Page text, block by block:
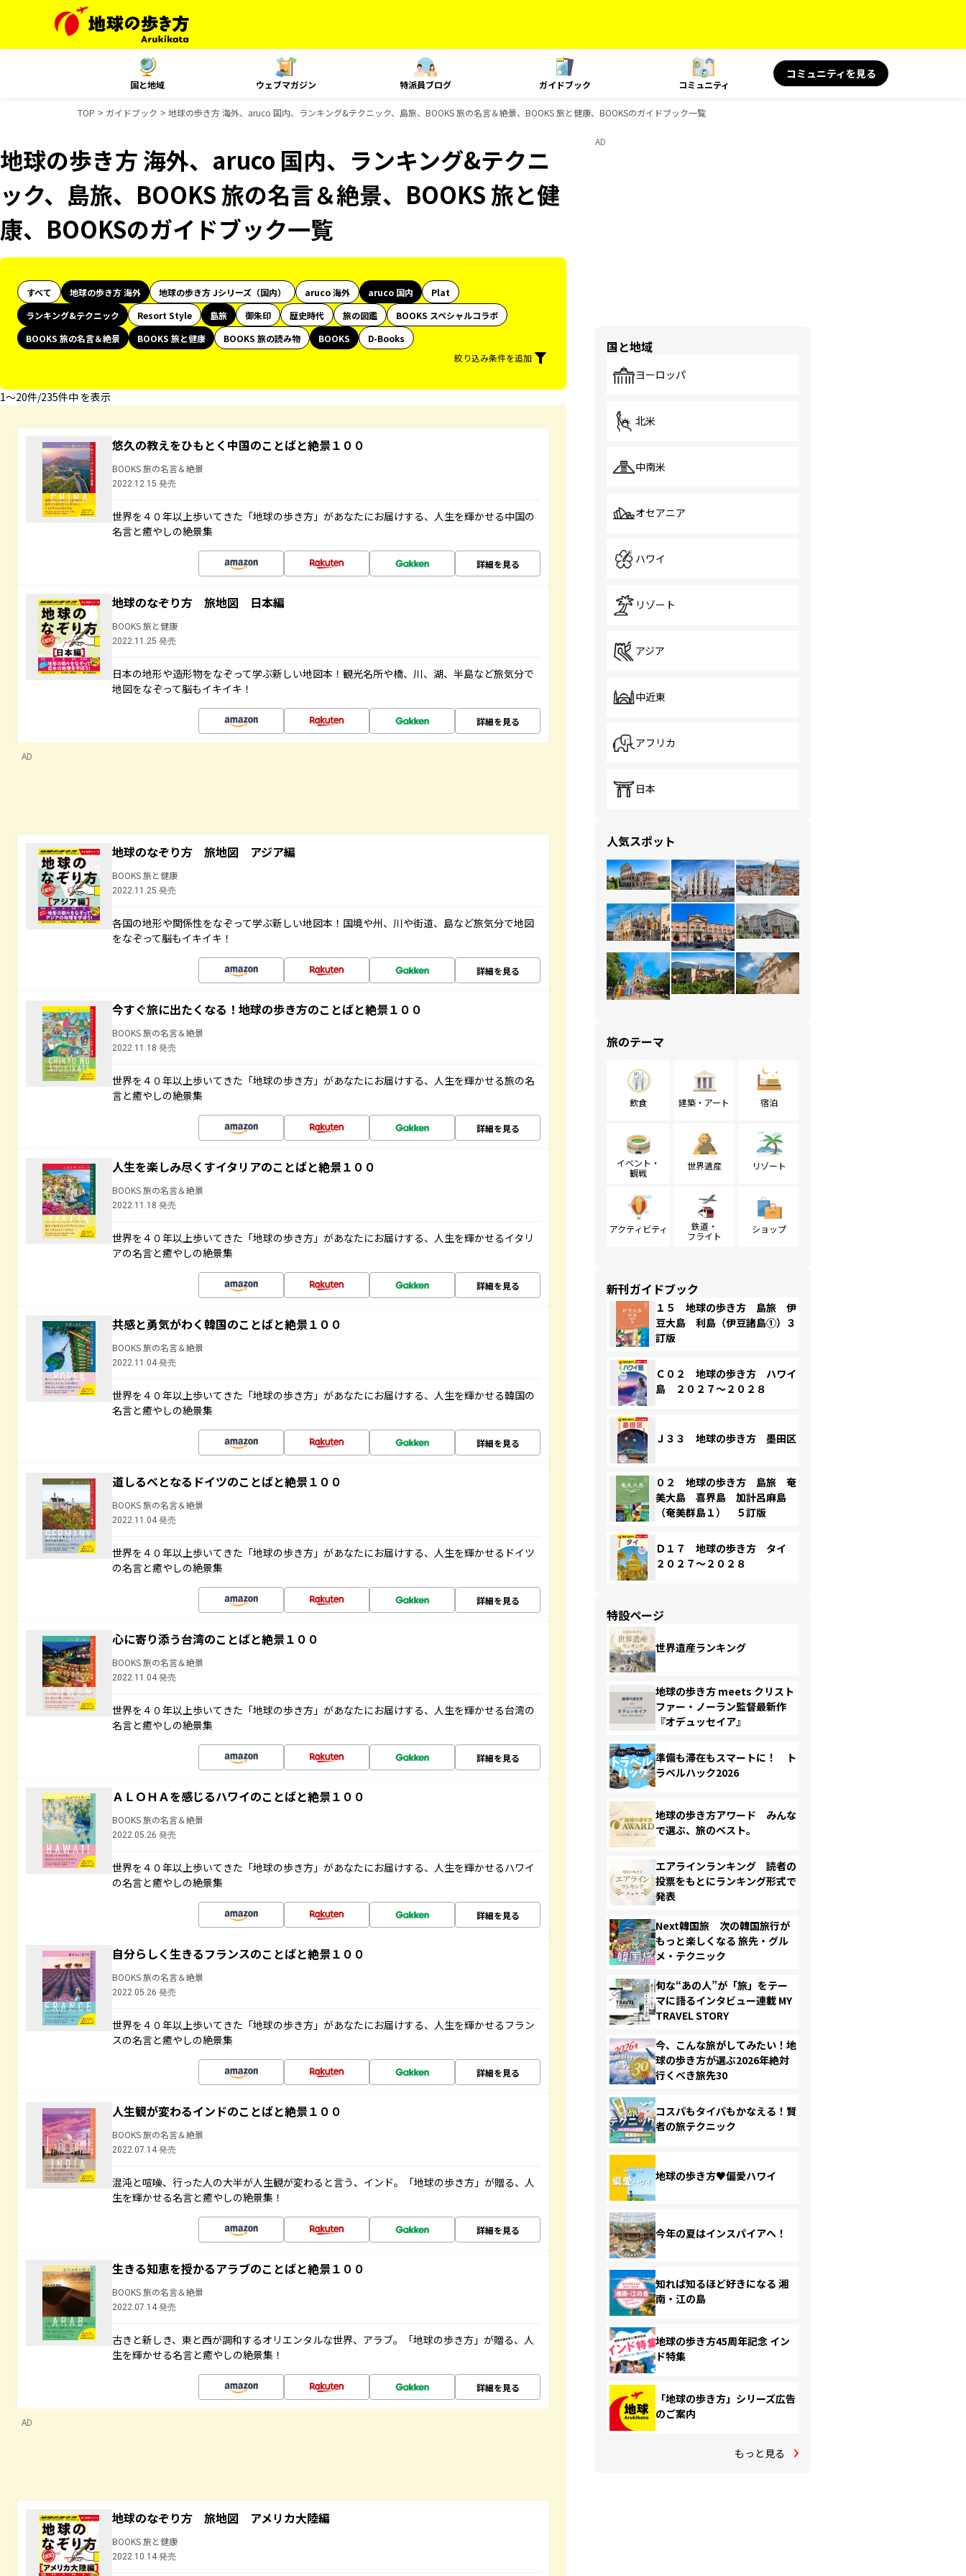
国と地域 ウェブマガジン 特派員ブログ ガイドブック コミュニティ
コミュニティを見る
TOP ガイドブック 地球の歩き方 海外、aruco 国内、ランキング&テクニック、島旅、BOOKS 旅の名言＆絶景、BOOKS 旅と健康、BOOKSのガイドブック一覧
地球の歩き方 海外、aruco 国内、ランキング&テクニ
ック、島旅、BOOKS 旅の名言＆絶景、BOOKS 旅と健
康、BOOKSのガイドブック一覧
すべて 地球の歩き方 海外 地球の歩き方 Jシリーズ（国内） aruco 海外 aruco 国内
Plat
ランキング&テクニック
Resort Style 島旅 御朱印 歴史時代 旅の図鑑
BOOKS スペシャルコラボ
BOOKS 旅の名言＆絶景
BOOKS 旅と健康 BOOKS 旅の読み物 BOOKS
D-Books
絞り込み条件を追加
1〜20件/235件中 を表示
悠久の教えをひもとく中国のことばと絶景１００
BOOKS 旅の名言＆絶景
2022.12.15 発売
世界を４０年以上歩いてきた「地球の歩き方」があなたにお届けする、人生を輝かせる中国の
名言と癒やしの絶景集
詳細を見る
地球のなぞり方 旅地図 日本編
BOOKS 旅と健康
2022.11.25 発売
日本の地形や造形物をなぞって学ぶ新しい地図本！観光名所や橋、川、湖、半島など旅気分で
地図をなぞって脳もイキイキ！
詳細を見る
AD
地球のなぞり方 旅地図 アジア編
BOOKS 旅と健康
2022.11.25 発売
各国の地形や関係性をなぞって学ぶ新しい地図本！国境や州、川や街道、島など旅気分で地図
をなぞって脳もイキイキ！
詳細を見る
今すぐ旅に出たくなる！地球の歩き方のことばと絶景１００
BOOKS 旅の名言＆絶景
2022.11.18 発売
世界を４０年以上歩いてきた「地球の歩き方」があなたにお届けする、人生を輝かせる旅の名
言と癒やしの絶景集
詳細を見る
人生を楽しみ尽くすイタリアのことばと絶景１００
BOOKS 旅の名言＆絶景
2022.11.18 発売
世界を４０年以上歩いてきた「地球の歩き方」があなたにお届けする、人生を輝かせるイタリ
アの名言と癒やしの絶景集
詳細を見る
共感と勇気がわく韓国のことばと絶景１００
BOOKS 旅の名言＆絶景
2022.11.04 発売
世界を４０年以上歩いてきた「地球の歩き方」があなたにお届けする、人生を輝かせる韓国の
名言と癒やしの絶景集
詳細を見る
道しるべとなるドイツのことばと絶景１００
BOOKS 旅の名言＆絶景
2022.11.04 発売
世界を４０年以上歩いてきた「地球の歩き方」があなたにお届けする、人生を輝かせるドイツ
の名言と癒やしの絶景集
詳細を見る
心に寄り添う台湾のことばと絶景１００
BOOKS 旅の名言＆絶景
2022.11.04 発売
世界を４０年以上歩いてきた「地球の歩き方」があなたにお届けする、人生を輝かせる台湾の
名言と癒やしの絶景集
詳細を見る
ＡＬＯＨＡを感じるハワイのことばと絶景１００
BOOKS 旅の名言＆絶景
2022.05.26 発売
世界を４０年以上歩いてきた「地球の歩き方」があなたにお届けする、人生を輝かせるハワイ
の名言と癒やしの絶景集
詳細を見る
自分らしく生きるフランスのことばと絶景１００
BOOKS 旅の名言＆絶景
2022.05.26 発売
世界を４０年以上歩いてきた「地球の歩き方」があなたにお届けする、人生を輝かせるフラン
スの名言と癒やしの絶景集
詳細を見る
人生観が変わるインドのことばと絶景１００
BOOKS 旅の名言＆絶景
2022.07.14 発売
混沌と喧噪、行った人の大半が人生観が変わると言う、インド。「地球の歩き方」が贈る、人
生を輝かせる名言と癒やしの絶景集！
詳細を見る
生きる知恵を授かるアラブのことばと絶景１００
BOOKS 旅の名言＆絶景
2022.07.14 発売
古きと新しき、東と西が調和するオリエンタルな世界、アラブ。「地球の歩き方」が贈る、人
生を輝かせる名言と癒やしの絶景集！
詳細を見る
AD
地球のなぞり方 旅地図 アメリカ大陸編
BOOKS 旅と健康
2022.10.14 発売
AD
国と地域
ヨーロッパ
北米
中南米
オセアニア
ハワイ
リゾート
アジア
中近東
アフリカ
日本
人気スポット
旅のテーマ
飲食 建築・アート 宿泊
イベント・
観戦
世界遺産 リゾート
アクティビティ
鉄道・
フライト
ショップ
新刊ガイドブック
１５ 地球の歩き方 島旅 伊
豆大島 利島（伊豆諸島①）３
訂版
Ｃ０２ 地球の歩き方 ハワイ
島 ２０２７～２０２８
Ｊ３３ 地球の歩き方 墨田区
０２ 地球の歩き方 島旅 奄
美大島 喜界島 加計呂麻島
（奄美群島１） ５訂版
Ｄ１７ 地球の歩き方 タイ
２０２７～２０２８
特設ページ
世界遺産ランキング
地球の歩き方 meets クリスト
ファー・ノーラン監督最新作
『オデュッセイア』
準備も滞在もスマートに！ ト
ラベルハック2026
地球の歩き方アワード みんな
で選ぶ、旅のベスト。
エアラインランキング 読者の
投票をもとにランキング形式で
発表
Next韓国旅 次の韓国旅行が
もっと楽しくなる 旅先・グル
メ・テクニック
旬な“あの人”が「旅」をテー
マに語るインタビュー連載 MY
TRAVEL STORY
今、こんな旅がしてみたい！地
球の歩き方が選ぶ2026年絶対
行くべき旅先30
コスパもタイパもかなえる！賢
者の旅テクニック
地球の歩き方♥偏愛ハワイ
今年の夏はインスパイアへ！
知れば知るほど好きになる 湘
南・江の島
地球の歩き方45周年記念 イン
ド特集
「地球の歩き方」シリーズ広告
のご案内
もっと見る